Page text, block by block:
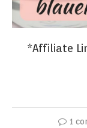
*Affiliate
1